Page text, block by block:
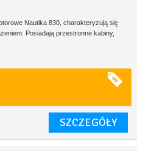
Nautika 830, charakteryzują się
Posiadają przestronne kabiny,
SZCZEGÓŁY